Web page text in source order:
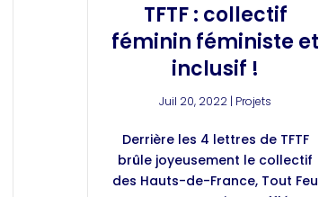
TFTF : collectif
féminin féministe et
inclusif !
Juil 20, 2022 | Projets
Derrière les 4 lettres de TFTF
brûle joyeusement le collectif
des Hauts-de-France, Tout Feu